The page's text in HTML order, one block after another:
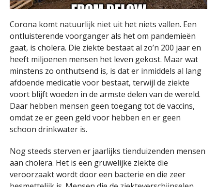
Corona komt natuurlijk niet uit het niets vallen. Een
ontluisterende voorganger als het om pandemieën
gaat, is cholera. Die ziekte bestaat al zo’n 200 jaar en
heeft miljoenen mensen het leven gekost. Maar wat
minstens zo onthutsend is, is dat er inmiddels al lang
afdoende medicatie voor bestaat, terwijl de ziekte
voort blijft woeden in de armste delen van de wereld.
Daar hebben mensen geen toegang tot de vaccins,
omdat ze er geen geld voor hebben en er geen
schoon drinkwater is.
Nog steeds sterven er jaarlijks tienduizenden mensen
aan cholera. Het is een gruwelijke ziekte die
veroorzaakt wordt door een bacterie en die zeer